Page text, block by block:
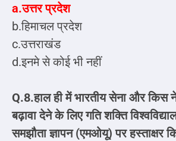
a.उत्तर प्रदेश
b.हिमाचल प्रदेश
c.उत्तराखंड
d.इनमे से कोई भी नहीं
Q.8.हाल ही में भारतीय सेना और किस
बढ़ावा देने के लिए गति शक्ति
समझौता ज्ञापन (एमओयू) पर हस्ताक्षर